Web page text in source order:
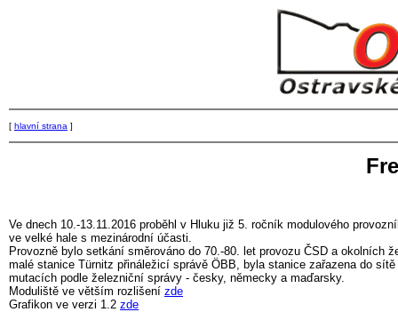
[ hlavní strana ]
Ve dnech 10.-13.11.2016 proběhl v Hluku již 5. ročník modulového
ve velké hale s mezinárodní účasti.
Provozně bylo setkání směrováno do 70.-80. let provozu ČSD a
malé stanice Türnitz přináležicí správě ÖBB, byla stanice zařazena do
mutacích podle železniční správy - česky, německy a maďarsky.
Moduliště ve větším rozlišení zde
Grafikon ve verzi 1.2 zde